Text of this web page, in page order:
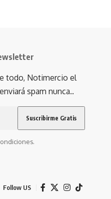
todo, Notimercio el
spam nunca..
Follow US